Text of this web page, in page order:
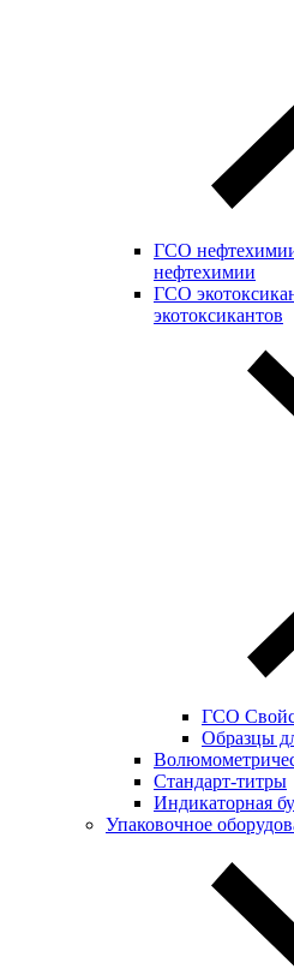
ГСО
нефтехимии
ГСО
экотоксикантов
ГСО
Образцы
Стандарт-титры
Индикаторная
Упаковочное